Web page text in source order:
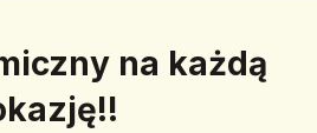
na każdą